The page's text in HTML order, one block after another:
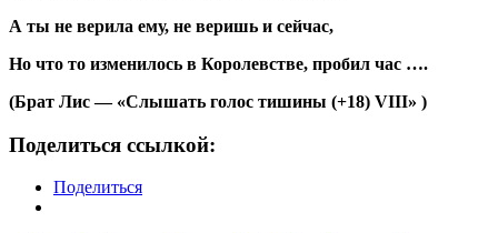
А ты не верила ему, не веришь и сейчас,
Но что то изменилось в Королевстве, пробил час ….
(Брат Лис — «Слышать голос тишины (+18) VIII» )
Поделиться ссылкой:
Поделиться